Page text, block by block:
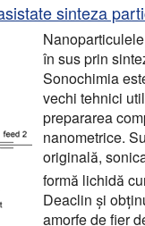
sinteza
în sus prin
Sonochimia
vechi tehnici
prepararea
nanometrice.
originală,
formă lichidă
Deaclin și
amorfe de fier